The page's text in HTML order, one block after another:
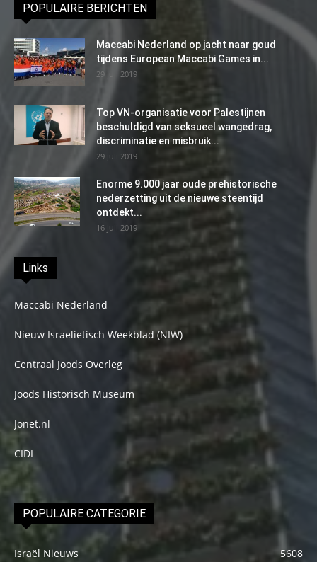
POPULAIRE BERICHTEN
Maccabi Nederland op jacht naar goud
tijdens European Maccabi Games in...
29 juli 2019
Top VN-organisatie voor Palestijnen
beschuldigd van seksueel wangedrag,
discriminatie en misbruik...
29 juli 2019
Enorme 9.000 jaar oude prehistorische
nederzetting uit de nieuwe steentijd
ontdekt...
16 juli 2019
Links
Maccabi Nederland
Nieuw Israelietisch Weekblad (NIW)
Centraal Joods Overleg
Joods Historisch Museum
Jonet.nl
CIDI
POPULAIRE CATEGORIE
Israël Nieuws
5608